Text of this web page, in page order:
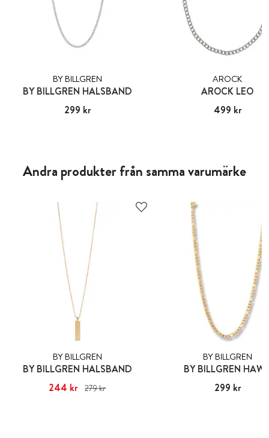
BY BILLGREN
BY BILLGREN HALSBAND
Pris:299 kr
299 kr
AROCK
AROCK LEO
Pris:499 kr
499 kr
Andra produkter från samma varumärke
BY BILLGREN
BY BILLGREN HALSBAND
Nuvarande pris: 244 kr
244 kr 279 kr
BY BILLGREN
BY BILLGREN
Pris:299 kr
299 kr